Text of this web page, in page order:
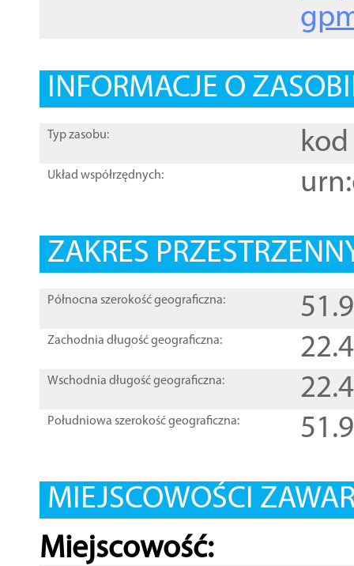
INFORMACJE O
Typ zasobu: kod
Układ współrzędnych:
ZAKRES
Północna szerokość geograficzna:
Zachodnia długość geograficzna:
Wschodnia długość geograficzna:
Południowa szerokość geograficzna:
MIEJSCOWOŚCI
Miejscowość: